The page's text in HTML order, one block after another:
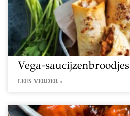
Vega-saucijzenbroodjes
LEES VERDER »